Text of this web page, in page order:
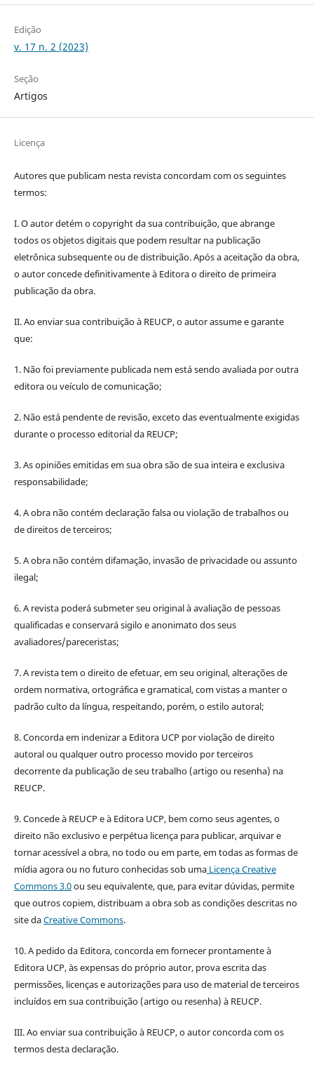
Edição
v. 17 n. 2 (2023)
Seção
Artigos
Licença
Autores que publicam nesta revista concordam com os seguintes
termos:
I. O autor detém o copyright da sua contribuição, que abrange
todos os objetos digitais que podem resultar na publicação
eletrônica subsequente ou de distribuição. Após a aceitação da obra,
o autor concede definitivamente à Editora o direito de primeira
publicação da obra.
II. Ao enviar sua contribuição à REUCP, o autor assume e garante
que:
1. Não foi previamente publicada nem está sendo avaliada por outra
editora ou veículo de comunicação;
2. Não está pendente de revisão, exceto das eventualmente exigidas
durante o processo editorial da REUCP;
3. As opiniões emitidas em sua obra são de sua inteira e exclusiva
responsabilidade;
4. A obra não contém declaração falsa ou violação de trabalhos ou
de direitos de terceiros;
5. A obra não contém difamação, invasão de privacidade ou assunto
ilegal;
6. A revista poderá submeter seu original à avaliação de pessoas
qualificadas e conservará sigilo e anonimato dos seus
avaliadores/pareceristas;
7. A revista tem o direito de efetuar, em seu original, alterações de
ordem normativa, ortográfica e gramatical, com vistas a manter o
padrão culto da língua, respeitando, porém, o estilo autoral;
8. Concorda em indenizar a Editora UCP por violação de direito
autoral ou qualquer outro processo movido por terceiros
decorrente da publicação de seu trabalho (artigo ou resenha) na
REUCP.
9. Concede à REUCP e à Editora UCP, bem como seus agentes, o
direito não exclusivo e perpétua licença para publicar, arquivar e
tornar acessível a obra, no todo ou em parte, em todas as formas de
mídia agora ou no futuro conhecidas sob umaLicença Creative
Commons 3.0ou seu equivalente, que, para evitar dúvidas, permite
que outros copiem, distribuam a obra sob as condições descritas no
site daCreative Commons.
10. A pedido da Editora, concorda em fornecer prontamente à
Editora UCP, às expensas do próprio autor, prova escrita das
permissões, licenças e autorizações para uso de material de terceiros
incluídos em sua contribuição (artigo ou resenha) à REUCP.
III. Ao enviar sua contribuição à REUCP, o autor concorda com os
termos desta declaração.